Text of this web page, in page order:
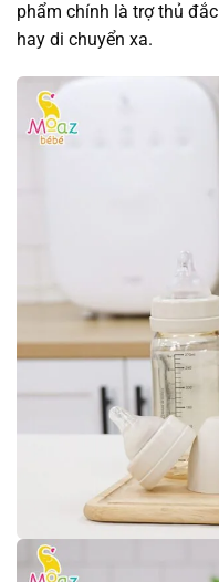
phẩm chính là trợ thủ
hay di chuyển xa.